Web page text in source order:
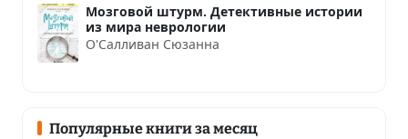
Мозговой штурм. Детективные истории
из мира неврологии
О'Салливан Сюзанна
Популярные книги за месяц